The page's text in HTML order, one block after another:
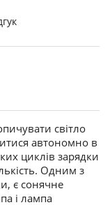
світло
автономно в
циклів зарядки
Одним з
є сонячне
і лампа